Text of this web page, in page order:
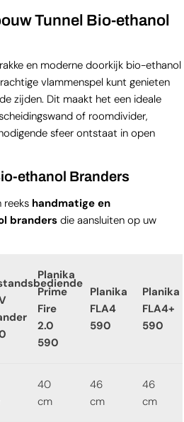
Tunnel Bio-ethanol
en moderne doorkijk bio-ethanol
vlammenspel kunt genieten
zijden. Dit maakt het een ideale
of roomdivider,
sfeer ontstaat in open
ethanol Branders
reeks handmatige en
brandersdie aansluiten op uw
Planika
Prime
Fire
2.0
590
Planika
FLA4
590
Planika
FLA4+
590
40
cm
46
cm
46
cm